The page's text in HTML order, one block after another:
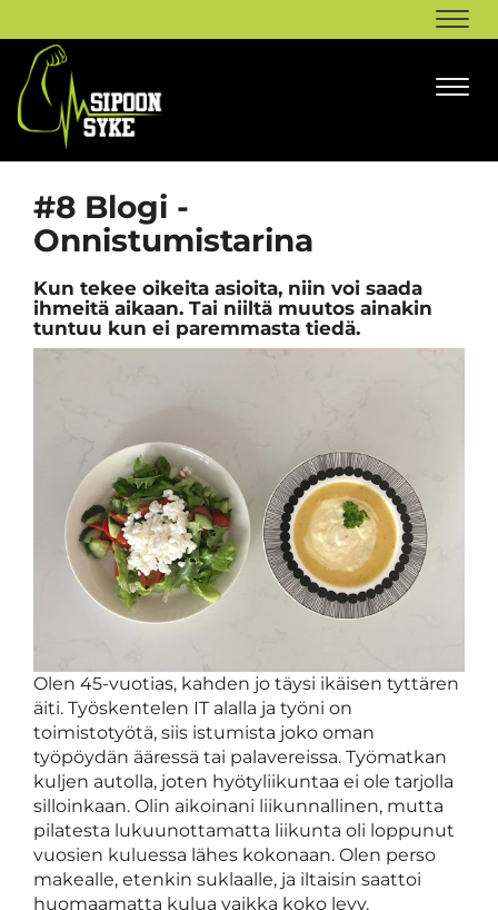
#8 Blogi -
Onnistumistarina
Kun tekee oikeita asioita, niin voi saada
ihmeitä aikaan. Tai niiltä muutos ainakin
tuntuu kun ei paremmasta tiedä.
Olen 45-vuotias, kahden jo täysi ikäisen tyttären
äiti. Työskentelen IT alalla ja työni on
toimistotyötä, siis istumista joko oman
työpöydän ääressä tai palavereissa. Työmatkan
kuljen autolla, joten hyötyliikuntaa ei ole tarjolla
silloinkaan. Olin aikoinani liikunnallinen, mutta
pilatesta lukuunottamatta liikunta oli loppunut
vuosien kuluessa lähes kokonaan. Olen perso
makealle, etenkin suklaalle, ja iltaisin saattoi
huomaamatta kulua vaikka koko levy.